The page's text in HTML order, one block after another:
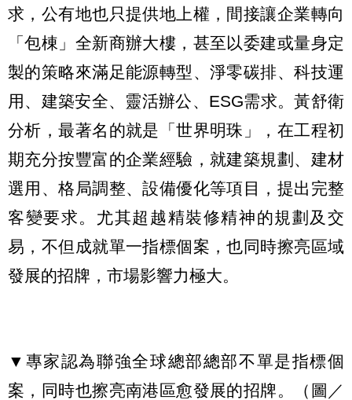
求，公有地也只提供地上權，間接讓企業轉向
「包棟」全新商辦大樓，甚至以委建或量身定
製的策略來滿足能源轉型、淨零碳排、科技運
用、建築安全、靈活辦公、ESG需求。黃舒衛
分析，最著名的就是「世界明珠」，在工程初
期充分按豐富的企業經驗，就建築規劃、建材
選用、格局調整、設備優化等項目，提出完整
客變要求。尤其超越精裝修精神的規劃及交
易，不但成就單一指標個案，也同時擦亮區域
發展的招牌，市場影響力極大。
▼專家認為聯強全球總部總部不單是指標個
案，同時也擦亮南港區愈發展的招牌。（圖／